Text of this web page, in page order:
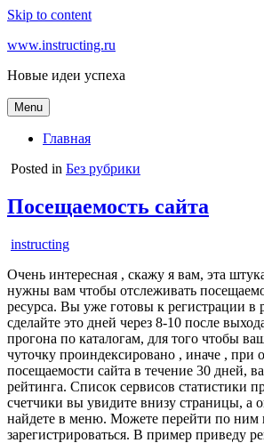
Skip to content
www.instructing.ru
Новые идеи успеха
Menu
Главная
Posted in Без рубрики
Посещаемость сайта
instructing
Очень интересная , скажу я вам, эта
нужны вам чтобы отслеживать
ресурса. Вы уже готовы к регистрации в
сделайте это дней через 8-10 после
прогона по каталогам, для того чтобы
чуточку проиндексировано , иначе , при
посещаемости сайта в течение 30 дней,
рейтинга. Список сервисов статистики
счетчики вы увидите внизу страницы, а
найдете в меню. Можете перейти по ним
зарегистрироваться. В пример приведу